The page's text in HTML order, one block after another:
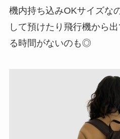
機内持ち込みOKサイズな
して預けたり飛行機から
る時間がないのも◎